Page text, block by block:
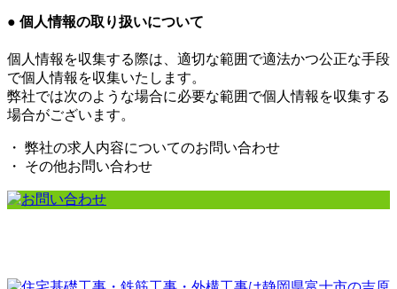
● 個人情報の取り扱いについて
個人情報を収集する際は、適切な範囲で適法かつ公正な手段
で個人情報を収集いたします。
弊社では次のような場合に必要な範囲で個人情報を収集する
場合がございます。
・ 弊社の求人内容についてのお問い合わせ
・ その他お問い合わせ